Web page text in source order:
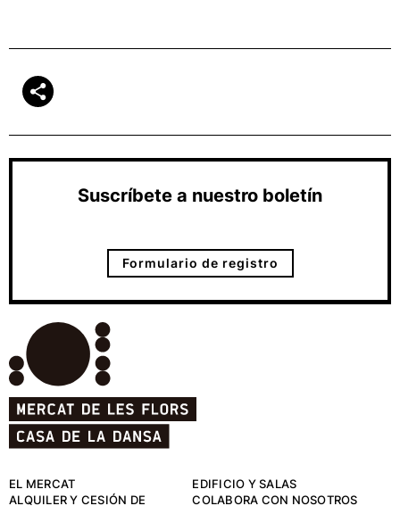
Suscríbete a nuestro boletín
Formulario de registro
EL MERCAT
EDIFICIO Y SALAS
ALQUILER Y CESIÓN DE
COLABORA CON NOSOTROS